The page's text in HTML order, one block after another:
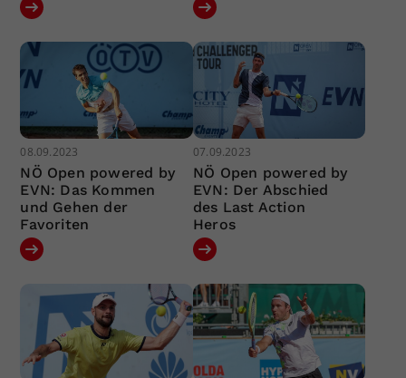
08.09.2023
NÖ Open powered by
EVN: Das Kommen
und Gehen der
Favoriten
07.09.2023
NÖ Open powered by
EVN: Der Abschied
des Last Action
Heros